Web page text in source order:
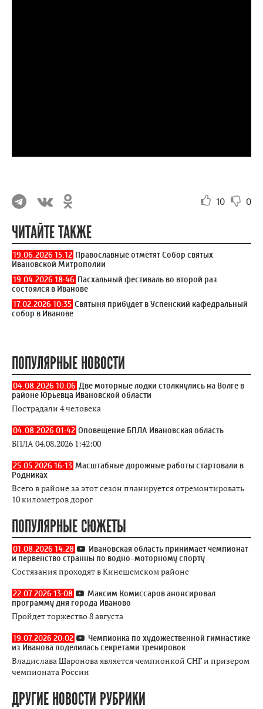
10 0
ЧИТАЙТЕ ТАКЖЕ
19.06.2026 15:12 Православные отметят Собор святых
Ивановской Митрополии
19.04.2026 18:46 Пасхальный фестиваль во второй раз
состоялся в Иванове
17.02.2026 10:35 Святыня прибудет в Успенский кафедральный
собор в Иванове
ПОПУЛЯРНЫЕ НОВОСТИ
04.08.2026 10:06 Две моторные лодки столкнулись на Волге в
районе Юрьевца Ивановской области
Пострадали 4 человека
04.08.2026 01:42 Оповещение БПЛА Ивановская область
БПЛА 04.08.2026 1:42:00
25.05.2026 16:13 Масштабные дорожные работы стартовали в
Родниках
Всего в районе за этот сезон планируется отремонтировать
10 километров дорог
ПОПУЛЯРНЫЕ СЮЖЕТЫ
01.08.2026 14:28
Ивановская область принимает чемпионат
и первенство странны по водно-моторному спорту
Состязания проходят в Кинешемском районе
22.07.2026 13:08
Максим Комиссаров анонсировал
программу дня города Иваново
Пройдет торжество 8 августа
19.07.2026 20:02
Чемпионка по художественной гимнастике
из Иванова поделилась секретами тренировок
Владислава Шаронова является чемпионкой СНГ и призером
чемпионата России
ДРУГИЕ НОВОСТИ РУБРИКИ